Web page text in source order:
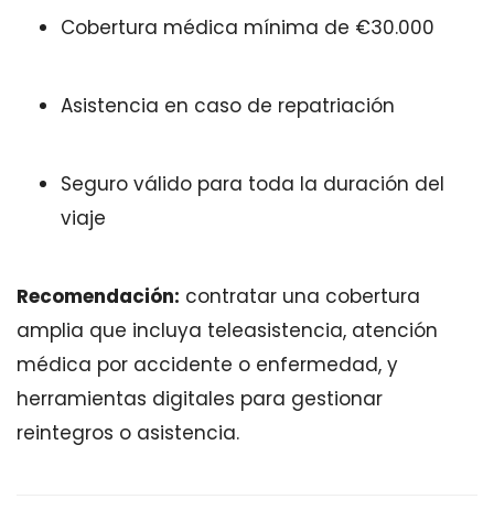
Cobertura médica mínima de €30.000
Asistencia en caso de repatriación
Seguro válido para toda la duración del
viaje
Recomendación: contratar una cobertura
amplia que incluya teleasistencia, atención
médica por accidente o enfermedad, y
herramientas digitales para gestionar
reintegros o asistencia.